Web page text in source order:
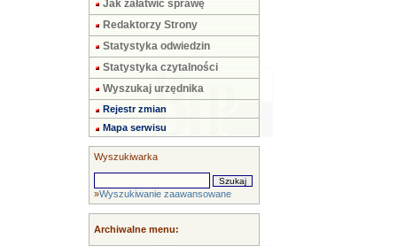
Jak załatwić sprawę
Redaktorzy Strony
Statystyka odwiedzin
Statystyka czytalności
Wyszukaj urzędnika
Rejestr zmian
Mapa serwisu
Wyszukiwarka
»Wyszukiwanie zaawansowane
Archiwalne menu: